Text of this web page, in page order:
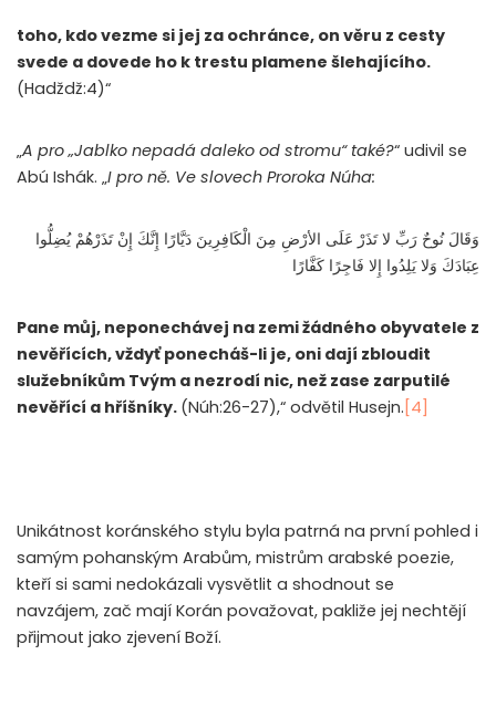
toho, kdo vezme si jej za ochránce, on věru z cesty
svede a dovede ho k trestu plamene šlehajícího.
(Hadždž:4)“
„A pro „Jablko nepadá daleko od stromu“ také?“ udivil se
Abú Ishák. „I pro ně. Ve slovech Proroka Núha:
وَقَالَ نُوحٌ رَبِّ لا تَذَرْ عَلَى الأرْضِ مِنَ الْكَافِرِينَ دَيَّارًا إِنَّكَ إِنْ تَذَرْهُمْ يُضِلُّوا
عِبَادَكَ وَلا يَلِدُوا إِلا فَاجِرًا كَفَّارًا
Pane můj, neponechávej na zemi žádného obyvatele z
nevěřících, vždyť ponecháš-li je, oni dají zbloudit
služebníkům Tvým a nezrodí nic, než zase zarputilé
nevěřící a hříšníky. (Núh:26-27),“ odvětil Husejn. [4]
Unikátnost koránského stylu byla patrná na první pohled i
samým pohanským Arabům, mistrům arabské poezie,
kteří si sami nedokázali vysvětlit a shodnout se
navzájem, zač mají Korán považovat, pakliže jej nechtějí
přijmout jako zjevení Boží.